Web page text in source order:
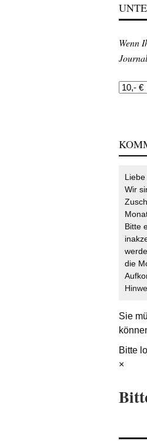
Wenn
Wir
Bitte
die
Sie
Bitte
×